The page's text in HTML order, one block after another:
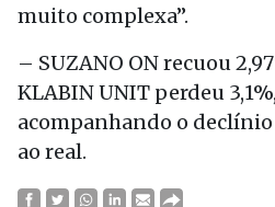
muito complexa”.
– SUZANO ON recuou
KLABIN UNIT perdeu
acompanhando o
ao real.